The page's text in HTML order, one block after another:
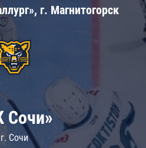
г. Магнитогорск
Сочи»
г. Сочи